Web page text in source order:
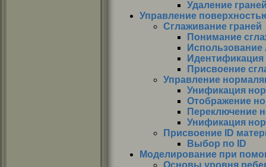
Удаление
Управление
Сглаживание граней
Понимание
Использование
Присвоение
Управление
Унификация
Отображение
Переключение
Унификация
Присвоение ID
Выбор по ID
Моделирование при
Основы уровня